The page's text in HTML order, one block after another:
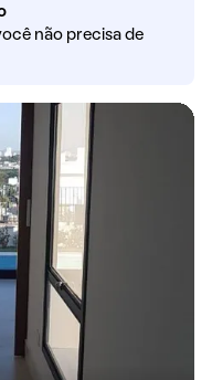
não precisa de